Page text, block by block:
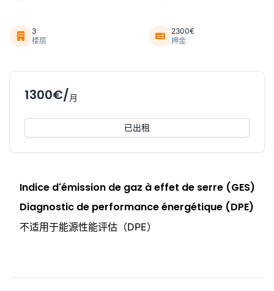
3
楼层
2300€
押金
1300€/月
已出租
Indice d'émission de gaz à effet de serre (GES)
Diagnostic de performance énergétique (DPE)
不适用于能源性能评估（DPE）